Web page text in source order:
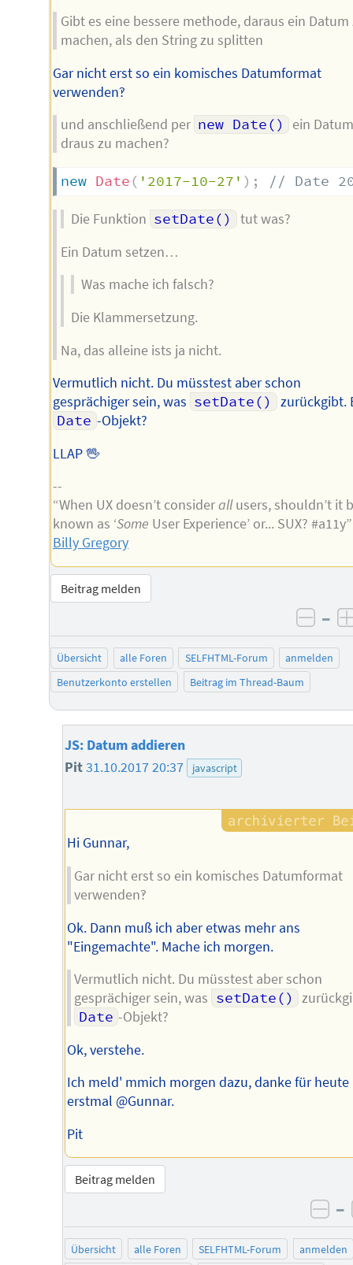
Gibt es eine bessere methode, daraus ein Datum
machen, als den String zu splitten
Gar nicht erst so ein komisches Datumformat
verwenden‽
und anschließend per new Date()
ein
draus zu machen?
new Date ( '2017-10-27' ) ; // Date
Die Funktion setDate()
tut was?
Ein Datum setzen…
Was mache ich falsch?
Die Klammersetzung.
Na, das alleine ists ja nicht.
Vermutlich nicht. Du müsstest aber schon
gesprächiger sein, was setDate()
zurückgibt.
Date -Objekt?
LLAP 🖖
--
“When UX doesn’t considerallusers, shouldn’t it
known as ‘Some User Experience’ or... SUX?
Billy Gregory
Beitrag melden
–
Übersicht alle Foren SELFHTML-Forum
anmelden
Benutzerkonto erstellen
Beitrag im Thread-Baum
JS: Datum addieren
Pit31.10.2017 20:37 javascript
Hi Gunnar,
Gar nicht erst so ein komisches Datumformat
verwenden‽
Ok. Dann muß ich aber etwas mehr ans
"Eingemachte". Mache ich morgen.
Vermutlich nicht. Du müsstest aber schon
gesprächiger sein, was setDate()
Date -Objekt?
Ok, verstehe.
Ich meld' mmich morgen dazu, danke für heute
erstmal @Gunnar.
Pit
Beitrag melden
–
Übersicht alle Foren SELFHTML-Forum anmelden